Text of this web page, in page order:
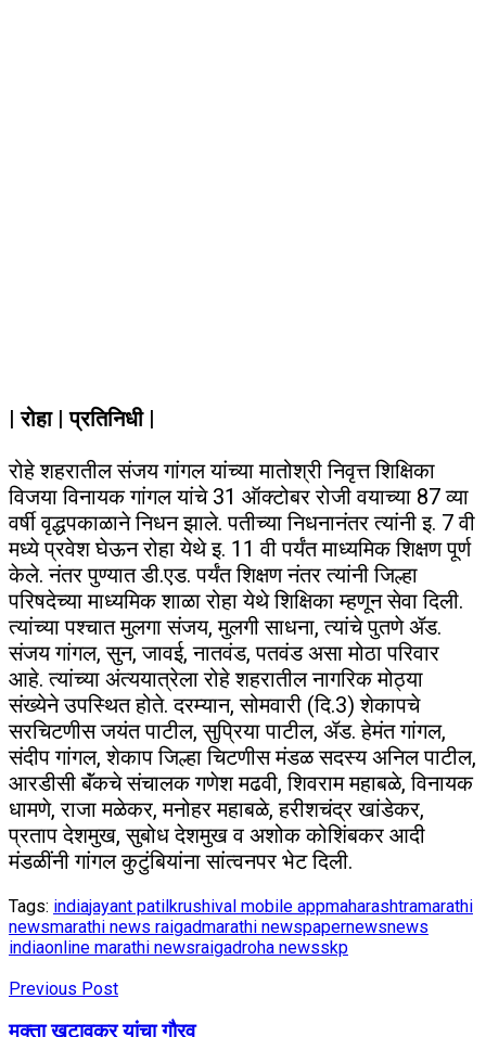
| रोहा | प्रतिनिधी |
रोहे शहरातील संजय गांगल यांच्या मातोश्री निवृत्त शिक्षिका
विजया विनायक गांगल यांचे 31 ऑक्टोबर रोजी वयाच्या 87 व्या
वर्षी वृद्धपकाळाने निधन झाले. पतीच्या निधनानंतर त्यांनी इ. 7 वी
मध्ये प्रवेश घेऊन रोहा येथे इ. 11 वी पर्यंत माध्यमिक शिक्षण पूर्ण
केले. नंतर पुण्यात डी.एड. पर्यंत शिक्षण नंतर त्यांनी जिल्हा
परिषदेच्या माध्यमिक शाळा रोहा येथे शिक्षिका म्हणून सेवा दिली.
त्यांच्या पश्चात मुलगा संजय, मुलगी साधना, त्यांचे पुतणे ॲड.
संजय गांगल, सुन, जावई, नातवंड, पतवंड असा मोठा परिवार
आहे. त्यांच्या अंत्ययात्रेला रोहे शहरातील नागरिक मोठ्या
संख्येने उपस्थित होते. दरम्यान, सोमवारी (दि.3) शेकापचे
सरचिटणीस जयंत पाटील, सुप्रिया पाटील, ॲड. हेमंत गांगल,
संदीप गांगल, शेकाप जिल्हा चिटणीस मंडळ सदस्य अनिल पाटील,
आरडीसी बॅंकचे संचालक गणेश मढवी, शिवराम महाबळे, विनायक
धामणे, राजा मळेकर, मनोहर महाबळे, हरीशचंद्र खांडेकर,
प्रताप देशमुख, सुबोध देशमुख व अशोक कोशिंबकर आदी
मंडळींनी गांगल कुटुंबियांना सांत्वनपर भेट दिली.
Tags: indiajayant patilkrushival mobile appmaharashtramarathi
newsmarathi news raigadmarathi newspapernewsnews
indiaonline marathi newsraigadroha newsskp
Previous Post
मुक्ता खटावकर यांचा गौरव